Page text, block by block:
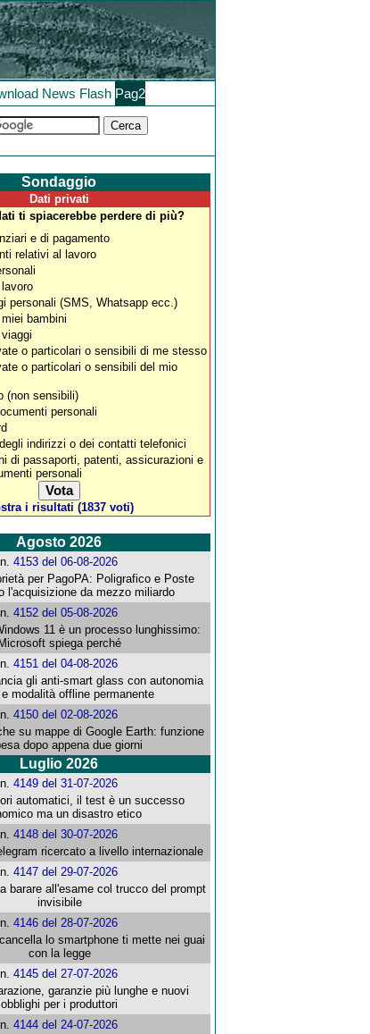
News Flash Pag2
Sondaggio
Dati privati
ti spiacerebbe perdere di più?
e di pagamento
relativi al lavoro
personali (SMS, Whatsapp ecc.)
bambini
o particolari o sensibili di me stesso
o particolari o sensibili del mio
(non sensibili)
personali
indirizzi o dei contatti telefonici
di passaporti, patenti, assicurazioni e
personali
i risultati (1837 voti)
Agosto 2026
n.4153 del 06-08-2026
per PagoPA: Poligrafico e Poste
l'acquisizione da mezzo miliardo
n.4152 del 05-08-2026
11 è un processo lunghissimo:
Microsoft spiega perché
n.4151 del 04-08-2026
gli anti-smart glass con autonomia
modalità offline permanente
n.4150 del 02-08-2026
su mappe di Google Earth: funzione
dopo appena due giorni
Luglio 2026
n.4149 del 31-07-2026
automatici, il test è un successo
ma un disastro etico
n.4148 del 30-07-2026
ricercato a livello internazionale
n.4147 del 29-07-2026
barare all'esame col trucco del prompt
invisibile
n.4146 del 28-07-2026
lo smartphone ti mette nei guai
con la legge
n.4145 del 27-07-2026
garanzie più lunghe e nuovi
obblighi per i produttori
n.4144 del 24-07-2026